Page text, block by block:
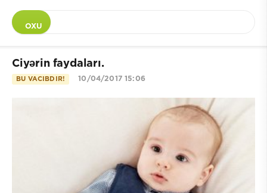
OXU
Ciyərin faydaları.
BU VACIBDIR! 10/04/2017 15:06